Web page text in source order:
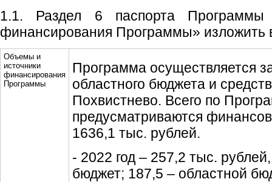
1.1. Раздел 6 паспорта
финансирования Программы» изложить
Объемы и
источники
финансирования
Программы
Программа осуществляется
областного бюджета и средств
Похвистнево. Всего по
предусматриваются
1636,1 тыс. рублей.
- 2022 год – 257,2 тыс.
бюджет; 187,5 – областной